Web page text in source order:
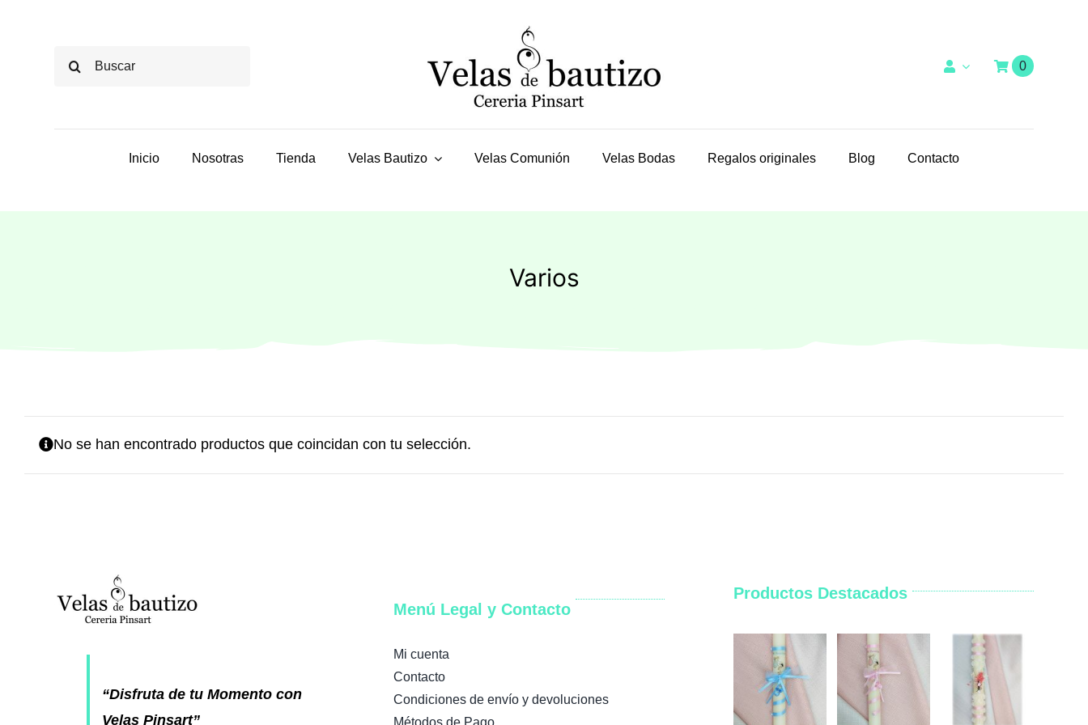
Buscar: 0
Inicio Nosotras Tienda Velas Bautizo Velas Comunión Velas Bodas Regalos originales Blog Contacto
Varios
No se han encontrado productos que coincidan con tu selección.
“Disfruta de tu Momento con
Velas Pinsart”
Menú Legal y Contacto
Mi cuenta
Contacto
Condiciones de envío y devoluciones
Métodos de Pago
Productos Destacados